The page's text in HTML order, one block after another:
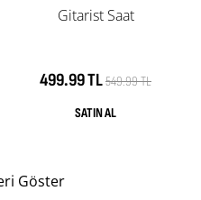
Gitarist Saat
499.99 TL549.99 TL
Göster